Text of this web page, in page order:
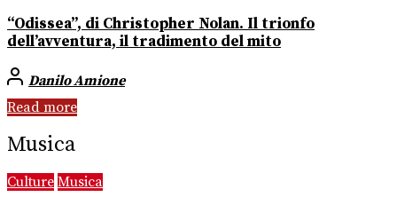
“Odissea”, di Christopher Nolan. Il trionfo
dell’avventura, il tradimento del mito
Danilo Amione
Read more
Musica
Culture Musica